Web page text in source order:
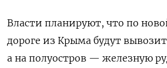
Власти планируют, что по
дороге из Крыма будут
а на полуостров — железную